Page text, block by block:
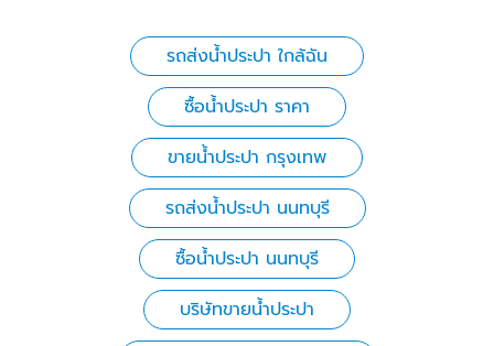
รถส่งน้ำประปา ใกล้ฉัน
ซื้อน้ำประปา ราคา
ขายน้ําประปา กรุงเทพ
รถส่งน้ำประปา นนทบุรี
ซื้อน้ำประปา นนทบุรี
บริษัทขายน้ำประปา